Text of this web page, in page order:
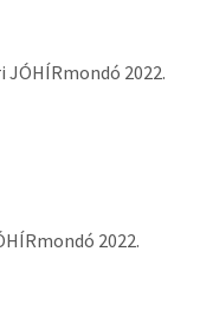
2022.
2022.